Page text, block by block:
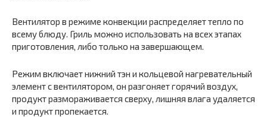
Вентилятор в режиме конвекции распределяет тепло по
всему блюду. Гриль можно использовать на всех этапах
приготовления, либо только на завершающем.
Режим включает нижний тэн и кольцевой нагревательный
элемент с вентилятором, он разгоняет горячий воздух,
продукт размораживается сверху, лишняя влага удаляется
и продукт пропекается.